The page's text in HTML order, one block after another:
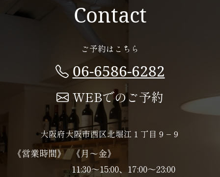
Contact
ご予約はこちら
06-6586-6282
WEBでのご予約
大阪府大阪市西区北堀江１丁目９−９
《営業時間》 《月～金》
11:30～15:00、17:00～23:00